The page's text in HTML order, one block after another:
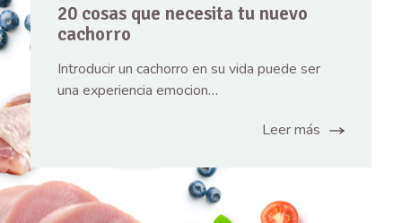
20 cosas que necesita tu nuevo
cachorro
Introducir un cachorro en su vida puede ser
una experiencia emocion…
Leer más